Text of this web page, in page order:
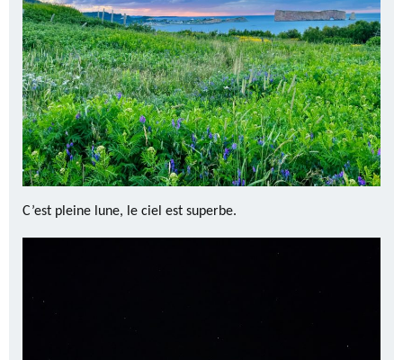
C’est pleine lune, le ciel est superbe.